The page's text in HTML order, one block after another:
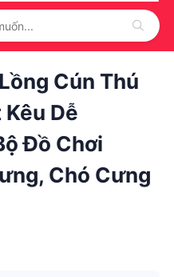
Cún Thú
Dễ
Đồ Chơi
Chó Cưng